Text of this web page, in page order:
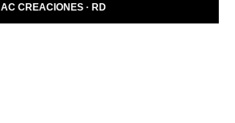
AC CREACIONES · RD